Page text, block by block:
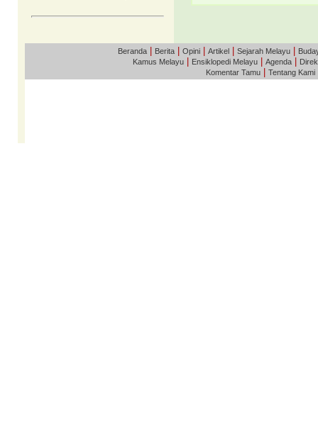
Beranda Berita Opini Artikel Sejarah Melayu
Kamus Melayu
Ensiklopedi Melayu Agenda
Komentar Tamu
Tentang Kami